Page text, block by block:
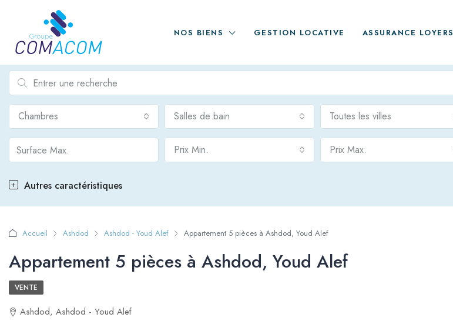
NOS BIENS GESTION LOCATIVE ASSURANCE LOYERS
Chambres Salles de bain Toutes les villes
Prix Min. Prix Max.
Autres caractéristiques
Accueil Ashdod Ashdod - Youd Alef Appartement 5 pièces à Ashdod, Youd Alef
Appartement 5 pièces à Ashdod, Youd Alef
VENTE
Ashdod, Ashdod - Youd Alef